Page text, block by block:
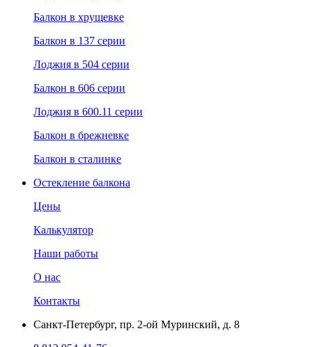
Балкон в хрущевке
Балкон в 137 серии
Лоджия в 504 серии
Балкон в 606 серии
Лоджия в 600.11 серии
Балкон в брежневке
Балкон в сталинке
Остекление балкона
Цены
Калькулятор
Наши работы
О нас
Контакты
Санкт-Петербург, пр. 2-ой Муринский, д. 8